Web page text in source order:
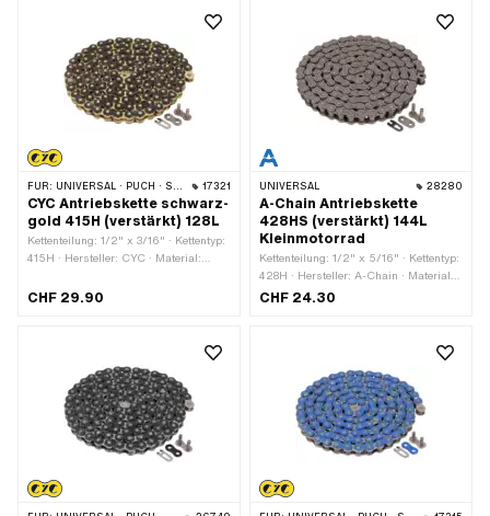
FÜR: UNIVERSAL · PUCH · SACHS · PONY / CILO (BETA 521 & 512) · ZÜNDAPP BELMONDO · TOMOS · BYE BIKE 17321
CYC Antriebskette schwarz-
gold 415H (verstärkt) 128L
Kettenteilung: 1/2" x 3/16" · Kettentyp:
415H · Hersteller: CYC · Material:
gold · Farbe: schwarz · Abrollumfang:
CHF 29.90
UNIVERSAL 28280
A-Chain Antriebskette
428HS (verstärkt) 144L
Kleinmotorrad
Kettenteilung: 1/2" x 5/16" · Kettentyp:
428H · Hersteller: A-Chain · Material:
Stahl · Anzahl Kettenglieder: 144 Stk. ·
CHF 24.30